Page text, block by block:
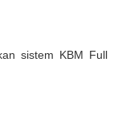
sistem KBM Full